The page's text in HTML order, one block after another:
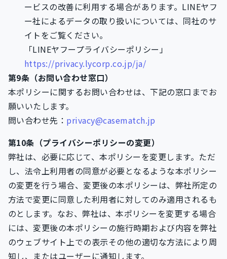
ービスの改善に利用する場合があります。LINEヤフ
ー社によるデータの取り扱いについては、同社のサ
イトをご覧ください。
「LINEヤフープライバシーポリシー」
https://privacy.lycorp.co.jp/ja/
第9条（お問い合わせ窓口）
本ポリシーに関するお問い合わせは、下記の窓口までお
願いいたします。
問い合わせ先： privacy@casematch.jp
第10条（プライバシーポリシーの変更）
弊社は、必要に応じて、本ポリシーを変更します。ただ
し、法令上利用者の同意が必要となるような本ポリシー
の変更を行う場合、変更後の本ポリシーは、弊社所定の
方法で変更に同意した利用者に対してのみ適用されるも
のとします。なお、弊社は、本ポリシーを変更する場合
には、変更後の本ポリシーの施行時期および内容を弊社
のウェブサイト上での表示その他の適切な方法により周
知し、またはユーザーに通知します。